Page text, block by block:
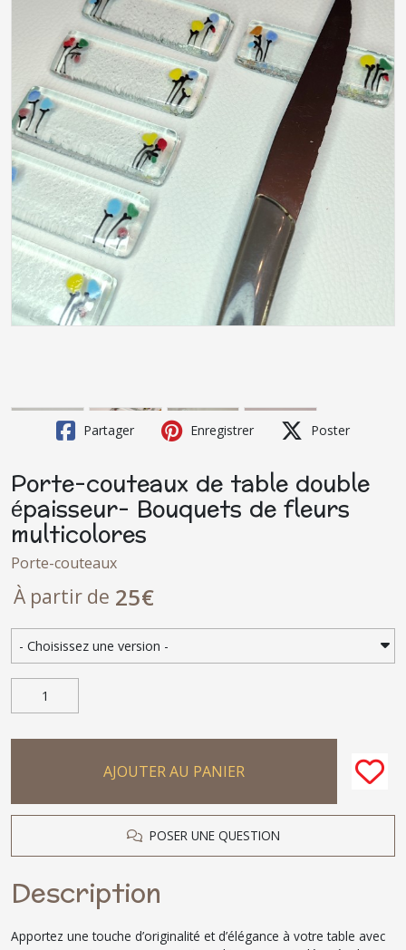
Partager Enregistrer Poster
Porte-couteaux de table double
épaisseur- Bouquets de fleurs
multicolores
Porte-couteaux
À partir de 25€
AJOUTER AU PANIER
POSER UNE QUESTION
Description
Apportez une touche d’originalité et d’élégance à votre table avec